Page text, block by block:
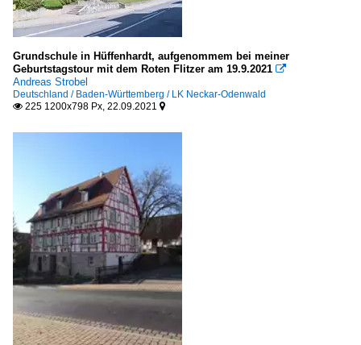
Grundschule in Hüffenhardt, aufgenommem bei meiner
Geburtstagstour mit dem Roten Flitzer am 19.9.2021 
Andreas Strobel
Deutschland / Baden-Württemberg / LK Neckar-Odenwald
 225 1200x798 Px, 22.09.2021 